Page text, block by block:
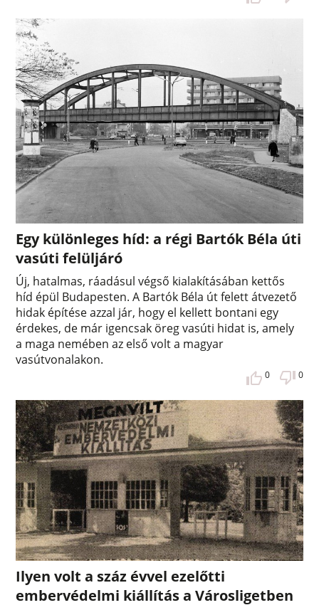
Egy különleges híd: a régi Bartók Béla úti
vasúti felüljáró
Új, hatalmas, ráadásul végső kialakításában kettős
híd épül Budapesten. A Bartók Béla út felett átvezető
hidak építése azzal jár, hogy el kellett bontani egy
érdekes, de már igencsak öreg vasúti hidat is, amely
a maga nemében az első volt a magyar
vasútvonalakon.
0 0
Ilyen volt a száz évvel ezelőtti
embervédelmi kiállítás a Városligetben